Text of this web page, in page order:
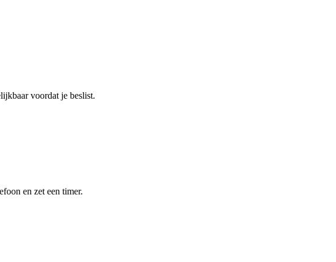
voordat je beslist.
en zet een timer.